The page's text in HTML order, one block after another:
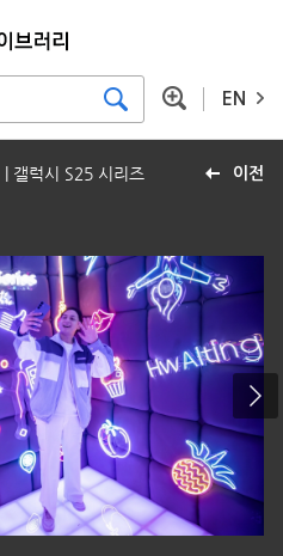
EN
이전
| 갤럭시 S25 시리즈